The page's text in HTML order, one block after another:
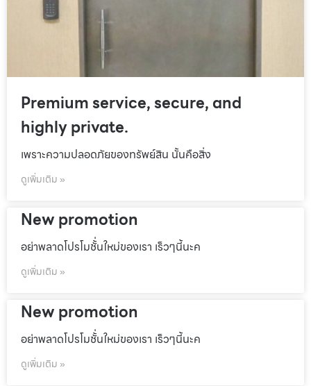
Premium service, secure, and
highly private.
เพราะความปลอดภัยของทรัพย์สิน นั้นคือสิ่ง
ดูเพิ่มเติม »
New promotion
อย่าพลาดโปรโมชั้่นใหม่ของเรา เร็วๆนี้นะค
ดูเพิ่มเติม »
New promotion
อย่าพลาดโปรโมชั้่นใหม่ของเรา เร็วๆนี้นะค
ดูเพิ่มเติม »